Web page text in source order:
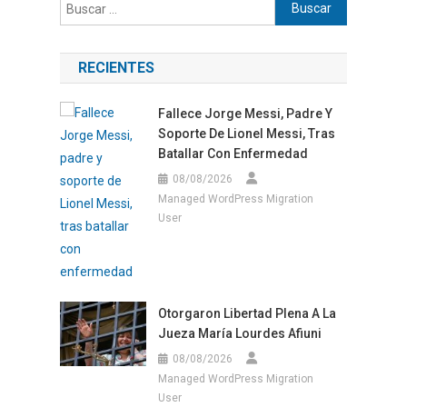
RECIENTES
Fallece Jorge Messi, Padre Y
Soporte De Lionel Messi, Tras
Batallar Con Enfermedad
08/08/2026
Managed WordPress Migration
User
Otorgaron Libertad Plena A La
Jueza María Lourdes Afiuni
08/08/2026
Managed WordPress Migration
User